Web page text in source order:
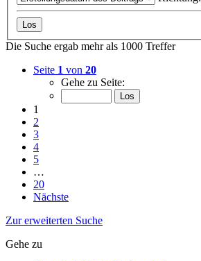
Die Suche ergab mehr als 1000 Treffer
Seite 1 von 20
Gehe zu Seite:
1
2
3
4
5
…
20
Nächste
Zur erweiterten Suche
Gehe zu